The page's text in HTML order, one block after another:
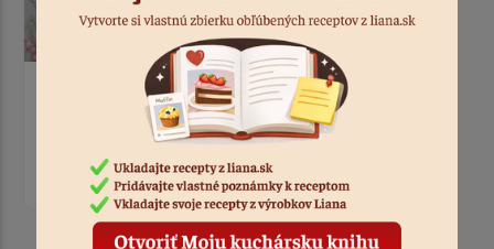
Bezlepková voňavá
škoricová bábovka
0:45